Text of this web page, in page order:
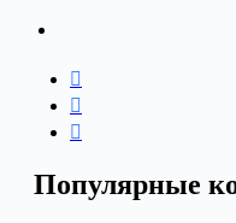
Популярные